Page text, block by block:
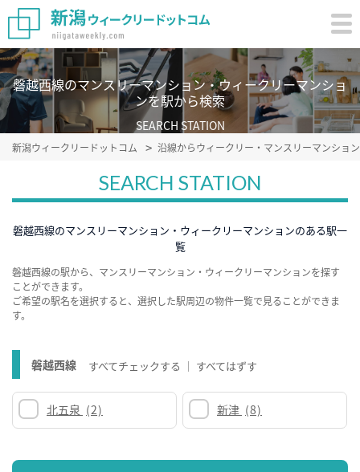
磐越西線のマンスリーマンション・ウィークリーマンショ
ンを駅から検索
SEARCH STATION
新潟ウィークリードットコム 沿線からウィークリー・マンスリーマンショ
SEARCH STATION
磐越西線のマンスリーマンション・ウィークリーマンションのある駅一
覧
磐越西線の駅から、マンスリーマンション・ウィークリーマンションを探す
ことができます。
ご希望の駅名を選択すると、選択した駅周辺の物件一覧で見ることができま
す。
磐越西線 すべてチェックする すべてはずす
北五泉 (2) 新津 (8)